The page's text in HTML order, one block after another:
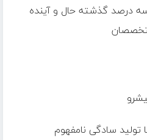
درصد گذشته حال و آینده
سادگی نامفهوم